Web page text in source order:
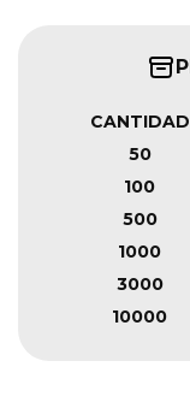
CANTIDAD
50
100
500
1000
3000
10000